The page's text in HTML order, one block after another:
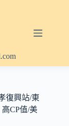
復興站/東
CP值/美